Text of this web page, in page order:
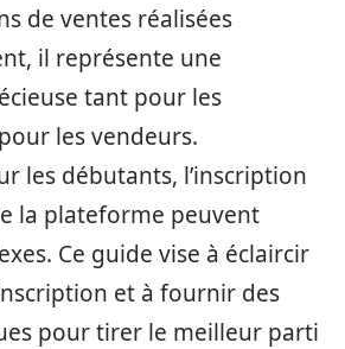
de ventes réalisées
il représente une
tant pour les
les vendeurs.
les débutants, l’inscription
la plateforme peuvent
Ce guide vise à éclaircir
et à fournir des
pour tirer le meilleur parti